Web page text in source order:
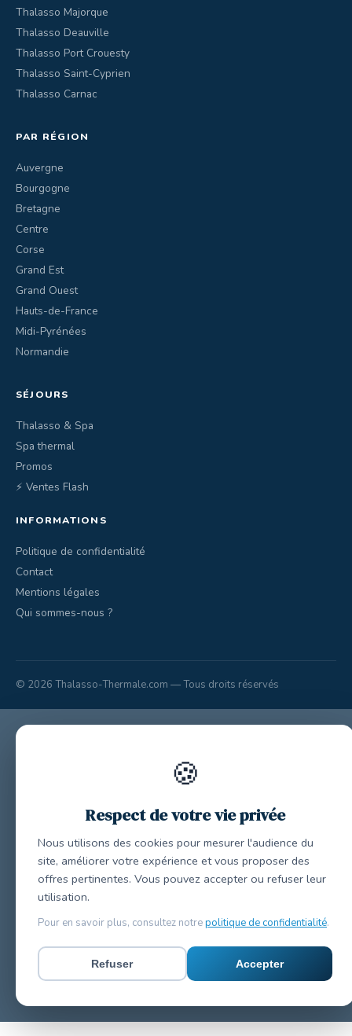
Thalasso Majorque
Thalasso Deauville
Thalasso Port Crouesty
Thalasso Saint-Cyprien
Thalasso Carnac
PAR RÉGION
Auvergne
Bourgogne
Bretagne
Centre
Corse
Grand Est
Grand Ouest
Hauts-de-France
Midi-Pyrénées
Normandie
SÉJOURS
Thalasso & Spa
Spa thermal
Promos
⚡ Ventes Flash
INFORMATIONS
Politique de confidentialité
Contact
Mentions légales
Qui sommes-nous ?
© 2026 Thalasso-Thermale.com — Tous droits réservés
🍪
Respect de votre vie privée
Nous utilisons des cookies pour mesurer l'audience du
site, améliorer votre expérience et vous proposer des
offres pertinentes. Vous pouvez accepter ou refuser leur
utilisation.
Pour en savoir plus, consultez notrepolitique de confidentialité.
Refuser Accepter